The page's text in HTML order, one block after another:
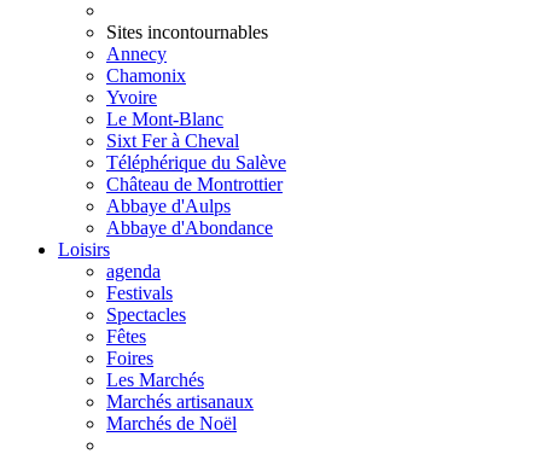
Sites incontournables
Annecy
Chamonix
Yvoire
Le Mont-Blanc
Sixt Fer à Cheval
Téléphérique du Salève
Château de Montrottier
Abbaye d'Aulps
Abbaye d'Abondance
Loisirs
agenda
Festivals
Spectacles
Fêtes
Foires
Les Marchés
Marchés artisanaux
Marchés de Noël